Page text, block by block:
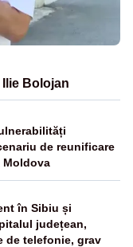
Bolojan
de reunificare
Moldova
în Sibiu și
județean,
de telefonie, grav